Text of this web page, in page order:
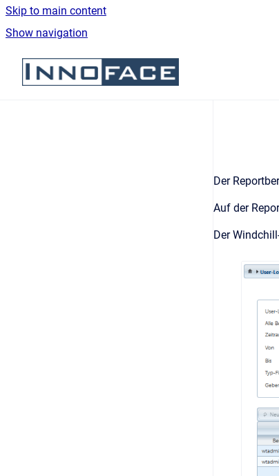
Skip to main content
Show navigation
Go to homepage
Der
Auf der
Der